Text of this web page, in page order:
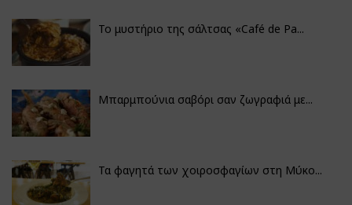
Το μυστήριο της σάλτσας «Café de Pa...
Μπαρμπούνια σαβόρι σαν ζωγραφιά με...
Τα φαγητά των χοιροσφαγίων στη Μύκο...